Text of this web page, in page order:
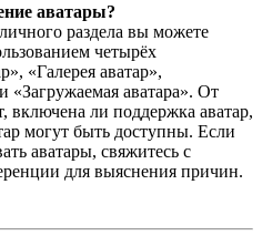
аватары?
раздела вы можете
четырёх
«Галерея аватар»,
«Загружаемая аватара». От
включена ли поддержка аватар,
могут быть доступны. Если
аватары, свяжитесь с
для выяснения причин.